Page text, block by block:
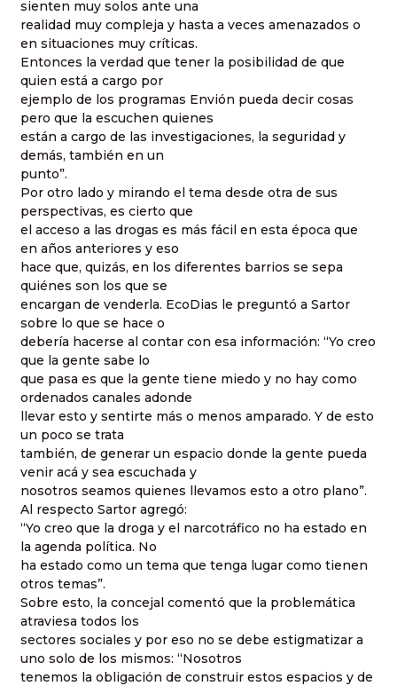
sienten muy solos ante una
realidad muy compleja y hasta a veces amenazados o
en situaciones muy críticas.
Entonces la verdad que tener la posibilidad de que
quien está a cargo por
ejemplo de los programas Envión pueda decir cosas
pero que la escuchen quienes
están a cargo de las investigaciones, la seguridad y
demás, también en un
punto”.
Por otro lado y mirando el tema desde otra de sus
perspectivas, es cierto que
el acceso a las drogas es más fácil en esta época que
en años anteriores y eso
hace que, quizás, en los diferentes barrios se sepa
quiénes son los que se
encargan de venderla. EcoDias le preguntó a Sartor
sobre lo que se hace o
debería hacerse al contar con esa información: “Yo creo
que la gente sabe lo
que pasa es que la gente tiene miedo y no hay como
ordenados canales adonde
llevar esto y sentirte más o menos amparado. Y de esto
un poco se trata
también, de generar un espacio donde la gente pueda
venir acá y sea escuchada y
nosotros seamos quienes llevamos esto a otro plano”.
Al respecto Sartor agregó:
“Yo creo que la droga y el narcotráfico no ha estado en
la agenda política. No
ha estado como un tema que tenga lugar como tienen
otros temas”.
Sobre esto, la concejal comentó que la problemática
atraviesa todos los
sectores sociales y por eso no se debe estigmatizar a
uno solo de los mismos: “Nosotros
tenemos la obligación de construir estos espacios y de